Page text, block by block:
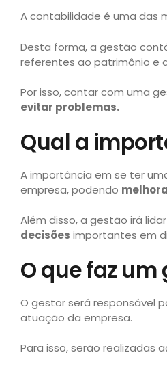
A contabilidade é uma das
Desta forma, a gestão
referentes ao patrimônio e
Por isso, contar com uma
evitar problemas.
Qual a
A importância em se ter
empresa, podendo
Além disso, a gestão irá
decisões importantes em
O que faz
O gestor será responsável
atuação da empresa.
Para isso, serão realizadas